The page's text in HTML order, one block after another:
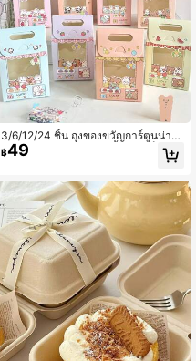
3/6/12/24 ชิ้น ถุงของขวัญการ์ตูนน่ารัก
พร้อมหน้าต่าง, กล่องคุกกี้ขนาดเล็ก, ภา
ชนะลูกอมหลากสี, กล่องของขวัญปาร์ตี้
น, วันเกิด, งานแต่งงาน, การสำเร็จการ
ศึกษา, ปาร์ตี้ฤดูร้อน - หลายโอกาส
฿49